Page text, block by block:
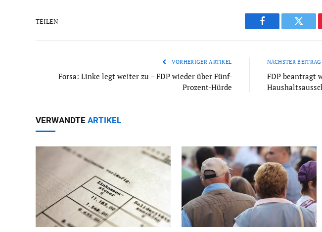
TEILEN
Facebook
VORHERIGER ARTIKEL
Forsa: Linke legt weiter zu – FDP wieder über Fünf-
Prozent-Hürde
NÄCHSTER BEITRAG
FDP beantragt
VERWANDTE ARTIKEL